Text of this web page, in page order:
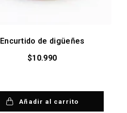
Encurtido de digüeñes
$10.990
Añadir al carrito